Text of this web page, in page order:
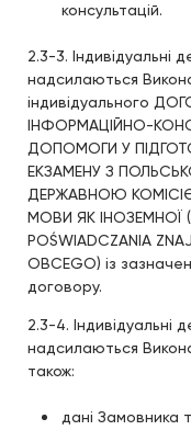
консультацій.
2.3-3. Індивідуальні
надсилаються
індивідуального
ІНФОРМАЦІЙНО-
ДОПОМОГИ У
ЕКЗАМЕНУ З
ДЕРЖАВНОЮ
МОВИ ЯК ІНОЗЕМНОЇ
POŚWIADCZANIA
OBCEGO) із
договору.
2.3-4. Індивідуальні
надсилаються
також:
дані Замовника